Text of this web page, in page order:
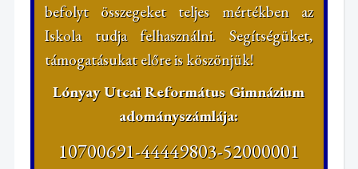
befolyt összegeket teljes mértékben az
Iskola tudja felhasználni. Segítségüket,
támogatásukat előre is köszönjük!
Lónyay Utcai Református Gimnázium
adományszámlája:
10700691-44449803-52000001